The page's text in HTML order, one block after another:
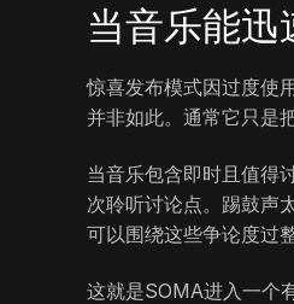
当音乐能
惊喜发布模式因过度使
并非如此。通常它只是
当音乐包含即时且值得
次聆听讨论点。踢鼓声
可以围绕这些争论度过
这就是SOMA进入一个